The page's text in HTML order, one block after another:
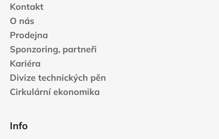
Kontakt
O nás
Prodejna
Sponzoring, partneři
Kariéra
Divize technických pěn
Cirkulární ekonomika
Info